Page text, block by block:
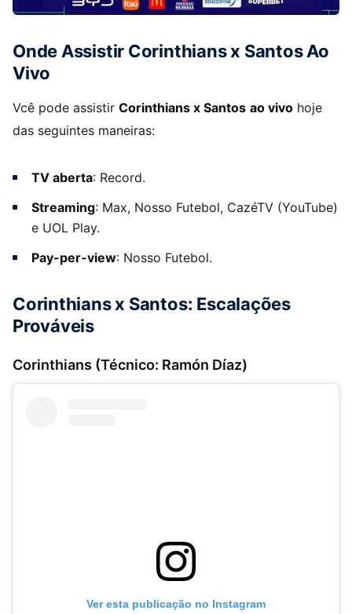
Onde Assistir Corinthians x Santos Ao
Vivo
Vcê pode assistir Corinthians x Santos ao vivo hoje
das seguintes maneiras:
TV aberta: Record.
Streaming: Max, Nosso Futebol, CazéTV (YouTube)
e UOL Play.
Pay-per-view: Nosso Futebol.
Corinthians x Santos: Escalações
Prováveis
Corinthians (Técnico: Ramón Díaz)
Ver esta publicação no Instagram